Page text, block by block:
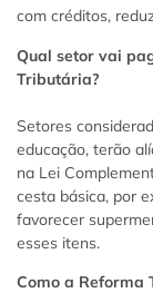
com créditos,
Qual setor vai
Tributária?
Setores
educação, terão
na Lei
cesta básica, por
favorecer
esses itens.
Como a